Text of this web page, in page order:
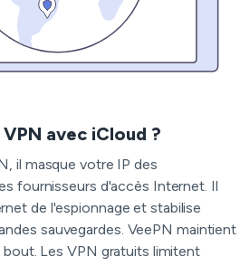
avec iCloud ?
il masque votre IP des
fournisseurs d'accès Internet. Il
de l'espionnage et stabilise
sauvegardes. VeePN maintient
Les VPN gratuits limitent